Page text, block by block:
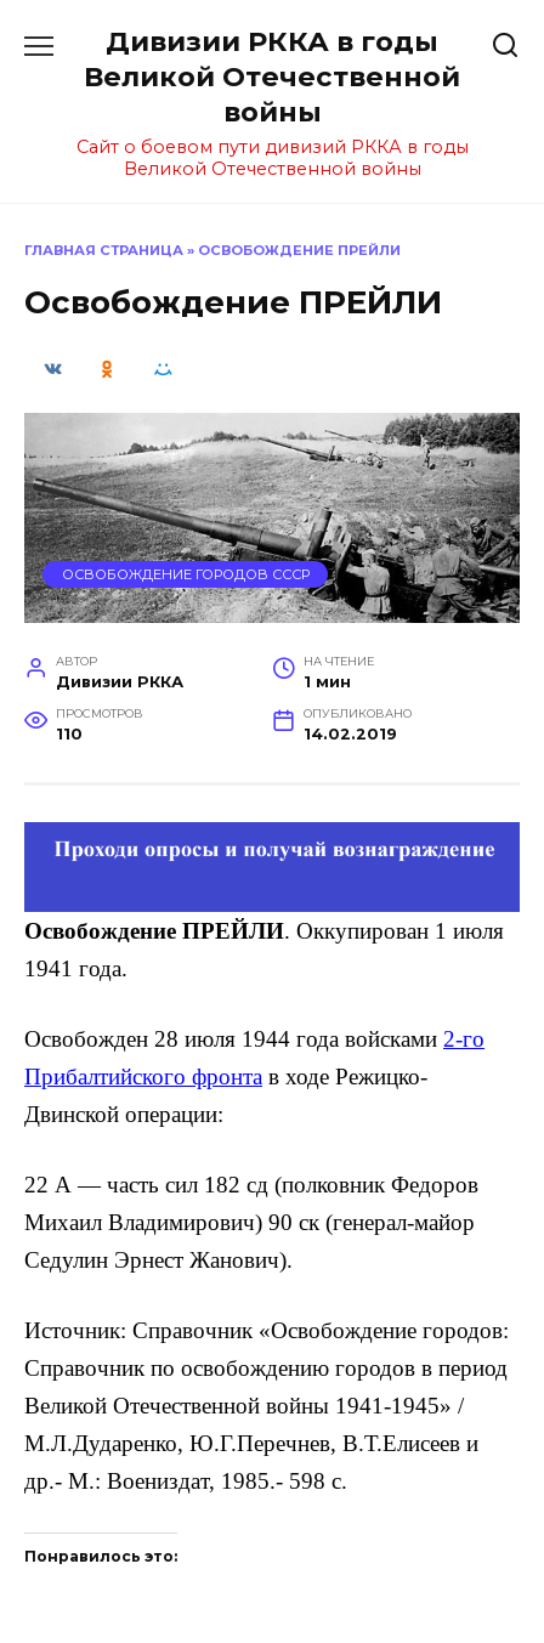
содержанию
Дивизии РККА в годы
Великой Отечественной
войны
Сайт о боевом пути дивизий РККА в годы
Великой Отечественной войны
ГЛАВНАЯ СТРАНИЦА » ОСВОБОЖДЕНИЕ ПРЕЙЛИ
Освобождение ПРЕЙЛИ
ОСВОБОЖДЕНИЕ ГОРОДОВ СССР
АВТОР
Дивизии РККА
НА ЧТЕНИЕ
1 мин
ПРОСМОТРОВ
110
ОПУБЛИКОВАНО
14.02.2019
Освобождение ПРЕЙЛИ. Оккупирован 1 июля
1941 года.
Освобожден 28 июля 1944 года войсками 2-го
Прибалтийского фронта в ходе Режицко-
Двинской операции:
22 А — часть сил 182 сд (полковник Федоров
Михаил Владимирович) 90 ск (генерал-майор
Седулин Эрнест Жанович).
Источник: Справочник «Освобождение городов:
Справочник по освобождению городов в период
Великой Отечественной войны 1941-1945» /
М.Л.Дударенко, Ю.Г.Перечнев, В.Т.Елисеев и
др.- М.: Воениздат, 1985.- 598 с.
Понравилось это: